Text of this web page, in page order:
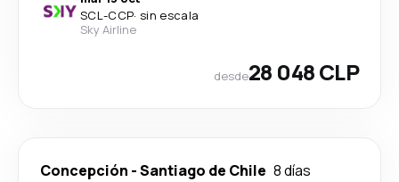
SCL-CCP· sin escala
Sky Airline
desde28 048 CLP
Concepción -Santiago de Chile 8 días